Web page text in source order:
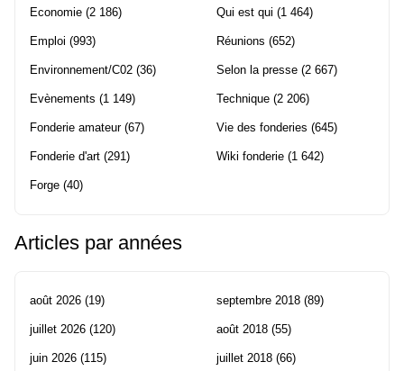
Economie (2 186)
Emploi (993)
Environnement/C02 (36)
Evènements (1 149)
Fonderie amateur(67)
Fonderie d'art (291)
Forge (40)
Qui est qui (1 464)
Réunions (652)
Selon la presse (2 667)
Technique (2 206)
Vie des fonderies (645)
Wiki fonderie (1 642)
Articles par années
août 2026 (19)
juillet 2026 (120)
juin 2026 (115)
septembre 2018 (89)
août 2018 (55)
juillet 2018 (66)